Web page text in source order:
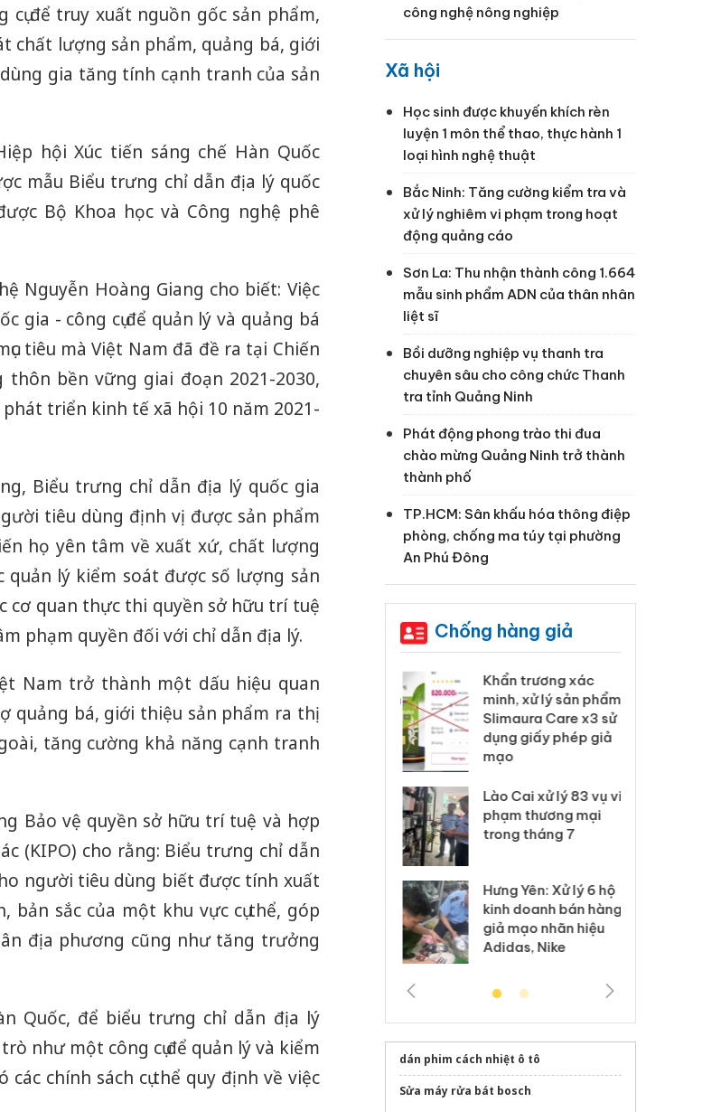
để truy xuất nguồn gốc sản phẩm,
chất lượng sản phẩm, quảng bá, giới
gia tăng tính cạnh tranh của sản
hội Xúc tiến sáng chế Hàn Quốc
mẫu Biểu trưng chỉ dẫn địa lý quốc
Bộ Khoa học và Công nghệ phê
Nguyễn Hoàng Giang cho biết: Việc
gia - công cụ để quản lý và quảng bá
tiêu mà Việt Nam đã đề ra tại Chiến
bền vững giai đoạn 2021-2030,
triển kinh tế xã hội 10 năm 2021-
Biểu trưng chỉ dẫn địa lý quốc gia
tiêu dùng định vị được sản phẩm
họ yên tâm về xuất xứ, chất lượng
lý kiểm soát được số lượng sản
cơ quan thực thi quyền sở hữu trí tuệ
phạm quyền đối với chỉ dẫn địa lý.
Nam trở thành một dấu hiệu quan
quảng bá, giới thiệu sản phẩm ra thị
tăng cường khả năng cạnh tranh
Bảo vệ quyền sở hữu trí tuệ và hợp
(KIPO) cho rằng: Biểu trưng chỉ dẫn
người tiêu dùng biết được tính xuất
bản sắc của một khu vực cụ thể, góp
địa phương cũng như tăng trưởng
Quốc, để biểu trưng chỉ dẫn địa lý
như một công cụ để quản lý và kiểm
chính sách cụ thể quy định về việc
công nghệ nông nghiệp
Xã hội
Học sinh được khuyến khích rèn
luyện 1 môn thể thao, thực hành 1
loại hình nghệ thuật
Bắc Ninh: Tăng cường kiểm tra và
xử lý nghiêm vi phạm trong hoạt
động quảng cáo
Sơn La: Thu nhận thành công 1.664
mẫu sinh phẩm ADN của thân nhân
liệt sĩ
Bồi dưỡng nghiệp vụ thanh tra
chuyên sâu cho công chức Thanh
tra tỉnh Quảng Ninh
Phát động phong trào thi đua
chào mừng Quảng Ninh trở thành
thành phố
TP.HCM: Sân khấu hóa thông điệp
phòng, chống ma túy tại phường
An Phú Đông
Chống hàng giả
Cà Mau: Tiêu hủy
công khai hàng ngàn
sản phẩm nhập lậu,
bảo vệ môi trường
tìm bị hại trong vụ
án sản xuất, buôn
bán yến sào giả
Thanh Hóa: Tìm bị
hại trong vụ án buôn
bán bình sữa
Moyuum giả
Khẩn trương xác
minh, xử lý sản phẩm
Slimaura Care x3 sử
dụng giấy phép giả
mạo
Lào Cai xử lý 83 vụ vi
phạm thương mại
trong tháng 7
Hưng Yên: Xử lý 6 hộ
kinh doanh bán hàng
giả mạo nhãn hiệu
Adidas, Nike
dán phim cách nhiệt ô tô
Sửa máy rửa bát bosch